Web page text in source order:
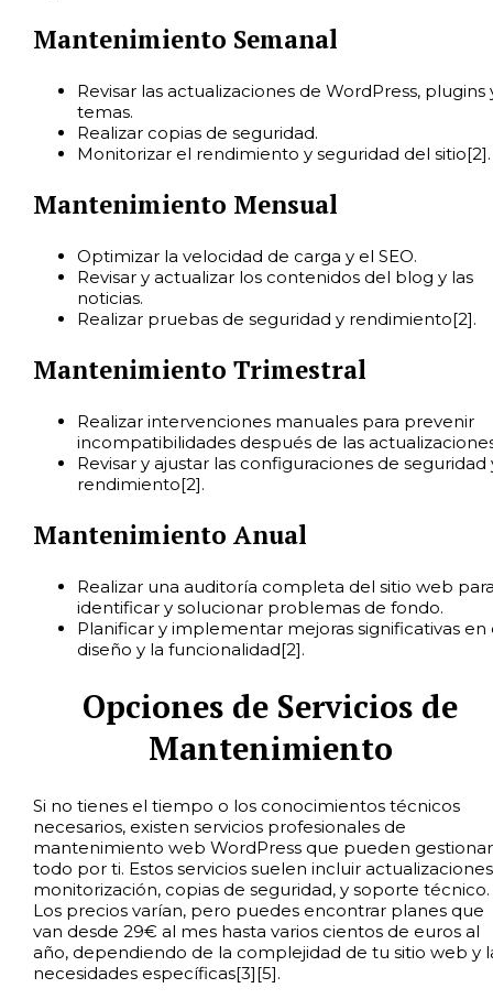
Mantenimiento Semanal
Revisar las actualizaciones de WordPress, plugins
temas.
Realizar copias de seguridad.
Monitorizar el rendimiento y seguridad del sitio[2].
Mantenimiento Mensual
Optimizar la velocidad de carga y el SEO.
Revisar y actualizar los contenidos del blog y las
noticias.
Realizar pruebas de seguridad y rendimiento[2].
Mantenimiento Trimestral
Realizar intervenciones manuales para prevenir
incompatibilidades después de las
Revisar y ajustar las configuraciones de seguridad
rendimiento[2].
Mantenimiento Anual
Realizar una auditoría completa del sitio web
identificar y solucionar problemas de fondo.
Planificar y implementar mejoras significativas en
diseño y la funcionalidad[2].
Opciones de Servicios de
Mantenimiento
Si no tienes el tiempo o los conocimientos técnicos
necesarios, existen servicios profesionales de
mantenimiento web WordPress que pueden gestionar
todo por ti. Estos servicios suelen incluir
monitorización, copias de seguridad, y soporte técnico.
Los precios varían, pero puedes encontrar planes que
van desde 29€ al mes hasta varios cientos de euros al
año, dependiendo de la complejidad de tu sitio web y
necesidades específicas[3][5].